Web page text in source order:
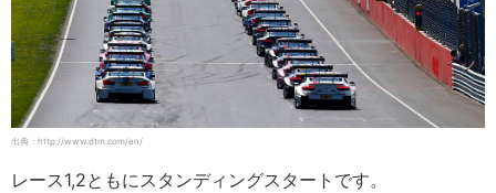
出典：http://www.dtm.com/en/
レース1,2ともにスタンディングスタートです。